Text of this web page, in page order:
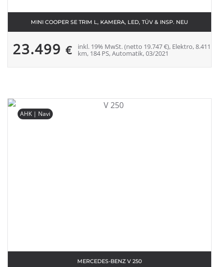
MINI COOPER SE TRIM L, KAMERA, LED, TÜV & INSP. NEU
23.499 € inkl. 19% MwSt. (netto 19.747 €), Elektro, 8.411
km, 184 PS, Automatik, 03/2021
AHK | Navi
MERCEDES-BENZ V 250